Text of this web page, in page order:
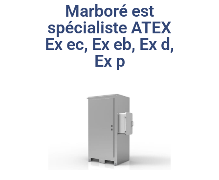
Marboré est
spécialiste ATEX
Ex ec, Ex eb, Ex d,
Ex p